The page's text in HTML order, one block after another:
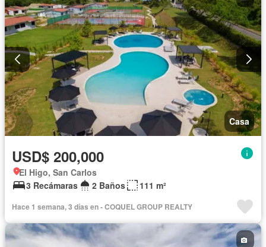
Casa
USD$ 200,000
El Higo, San Carlos
3 Recámaras
2 Baños 111 m²
Hace 1 semana, 3 días en - COQUEL GROUP REALTY